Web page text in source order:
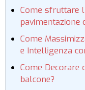
Come sfruttare
pavimentazione
Come
e Intelligenza
Come Decorare
balcone?